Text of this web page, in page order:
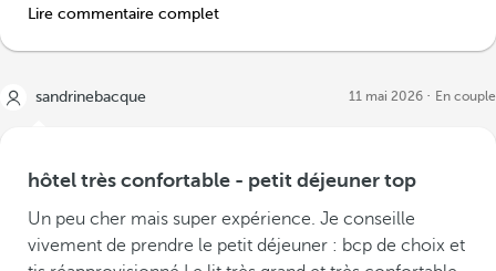
Lire commentaire complet
sandrinebacque 11 mai 2026 En couple
hôtel très confortable - petit déjeuner top
Un peu cher mais super expérience. Je conseille
vivement de prendre le petit déjeuner : bcp de choix et